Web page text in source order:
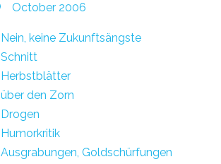
October 2006
Nein, keine Zukunftsängste
Schnitt
Herbstblätter
über den Zorn
Drogen
Humorkritik
Ausgrabungen, Goldschürfungen